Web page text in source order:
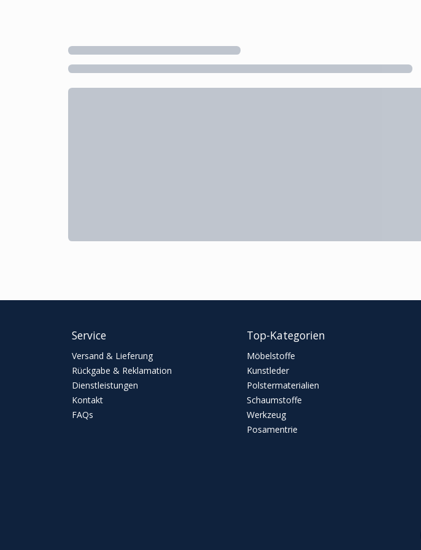
Service
Versand & Lieferung
Rückgabe & Reklamation
Dienstleistungen
Kontakt
FAQs
Top-Kategorien
Möbelstoffe
Kunstleder
Polstermaterialien
Schaumstoffe
Werkzeug
Posamentrie